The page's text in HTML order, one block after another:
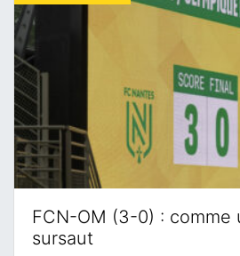
FCN-OM (3-0) : comme
sursaut